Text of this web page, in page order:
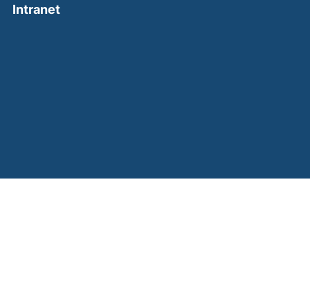
Intranet(external link, opens in a new window)